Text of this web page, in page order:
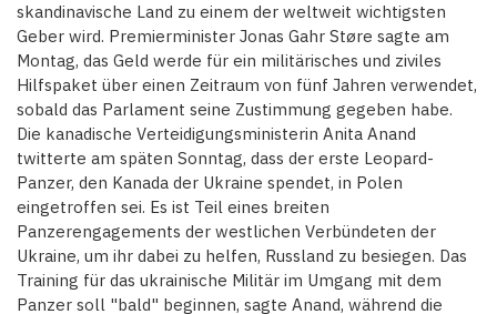
skandinavische Land zu einem der weltweit wichtigsten
Geber wird. Premierminister Jonas Gahr Støre sagte am
Montag, das Geld werde für ein militärisches und ziviles
Hilfspaket über einen Zeitraum von fünf Jahren verwendet,
sobald das Parlament seine Zustimmung gegeben habe.
Die kanadische Verteidigungsministerin Anita Anand
twitterte am späten Sonntag, dass der erste Leopard-
Panzer, den Kanada der Ukraine spendet, in Polen
eingetroffen sei. Es ist Teil eines breiten
Panzerengagements der westlichen Verbündeten der
Ukraine, um ihr dabei zu helfen, Russland zu besiegen. Das
Training für das ukrainische Militär im Umgang mit dem
Panzer soll "bald" beginnen, sagte Anand, während die